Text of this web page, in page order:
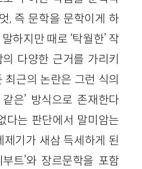
, 즉 문학을 문학이게 하
하지만 때로 ‘탁월한’ 작
다양한 근거를 가리키
근의 논란은 그런 식의
은’ 방식으로 존재한다
다는 판단에서 말미암는
기가 새삼 득세하게 된
트’와 장르문학을 포함